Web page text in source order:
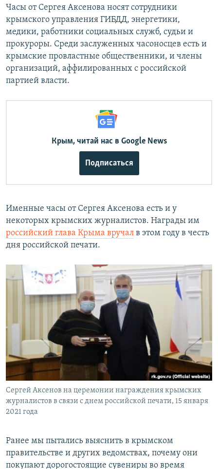
Часы от Сергея Аксенова носят сотрудники
крымского управления ГИБДД, энергетики,
медики, работники социальных служб, судьи и
прокуроры. Среди заслуженных часоносцев есть и
крымские провластные общественники, и члены
организаций, аффилированных с российской
партией власти.
Крым, читай нас в Google News
Подписаться
Именные часы от Сергея Аксенова есть и у
некоторых крымских журналистов. Награды им
российский глава Крыма вручал в этом году в честь
дня российской печати.
Сергей Аксенов на церемонии награждения крымских
журналистов в связи с днем российской печати, 15 января
2021 года
Ранее мы пытались выяснить в крымском
правительстве и других ведомствах, почему они
покупают дорогостоящие сувениры во время